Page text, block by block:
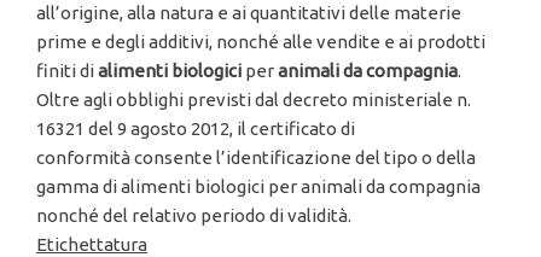
all’origine, alla natura e ai quantitativi delle materie
prime e degli additivi, nonché alle vendite e ai prodotti
finiti dialimenti biologici peranimali dacompagnia.
Oltre agli obblighi previsti dal decreto ministeriale n.
16321 del 9 agosto 2012, il certificato di
conformità consente l’identificazione del tipo o della
gamma di alimenti biologici per animali da compagnia
nonché del relativo periodo di validità.
Etichettatura